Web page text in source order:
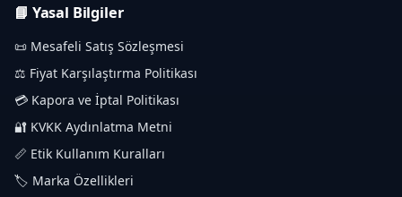
📘 Yasal Bilgiler
📜 Mesafeli Satış Sözleşmesi
⚖️ Fiyat Karşılaştırma Politikası
💳 Kapora ve İptal Politikası
🔐 KVKK Aydınlatma Metni
📏 Etik Kullanım Kuralları
🏷️ Marka Özellikleri